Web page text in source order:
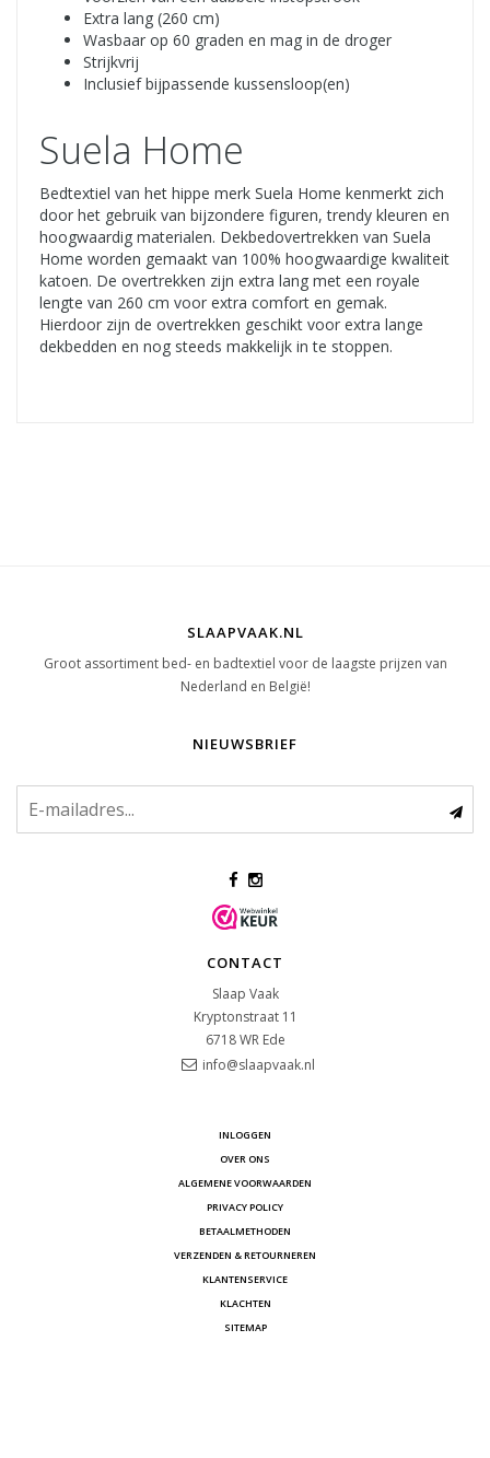
Extra lang (260 cm)
Wasbaar op 60 graden en mag in de droger
Strijkvrij
Inclusief bijpassende kussensloop(en)
Suela Home
Bedtextiel van het hippe merk Suela Home kenmerkt zich
door het gebruik van bijzondere figuren, trendy kleuren en
hoogwaardig materialen. Dekbedovertrekken van Suela
Home worden gemaakt van 100% hoogwaardige kwaliteit
katoen. De overtrekken zijn extra lang met een royale
lengte van 260 cm voor extra comfort en gemak.
Hierdoor zijn de overtrekken geschikt voor extra lange
dekbedden en nog steeds makkelijk in te stoppen.
SLAAPVAAK.NL
Groot assortiment bed- en badtextiel voor de laagste prijzen van
Nederland en België!
NIEUWSBRIEF
CONTACT
Slaap Vaak
Kryptonstraat 11
6718 WR Ede
info@slaapvaak.nl
INLOGGEN
OVER ONS
ALGEMENE VOORWAARDEN
PRIVACY POLICY
BETAALMETHODEN
VERZENDEN & RETOURNEREN
KLANTENSERVICE
KLACHTEN
SITEMAP